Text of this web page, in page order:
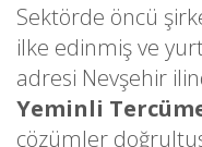
Sektörde öncü
ilke edinmiş ve
adresi Nevşehir
Yeminli
çözümler